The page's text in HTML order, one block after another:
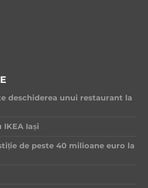
deschiderea unui restaurant la
Iași
de peste 40 milioane euro la